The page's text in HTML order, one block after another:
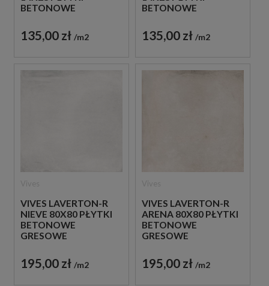
BETONOWE
135,00 zł m2
BETONOWE
135,00 zł m2
VIVES LAVERTON-R
NIEVE 80X80 PŁYTKI
BETONOWE
GRESOWE
195,00 zł m2
VIVES LAVERTON-R
ARENA 80X80 PŁYTKI
BETONOWE
GRESOWE
195,00 zł m2